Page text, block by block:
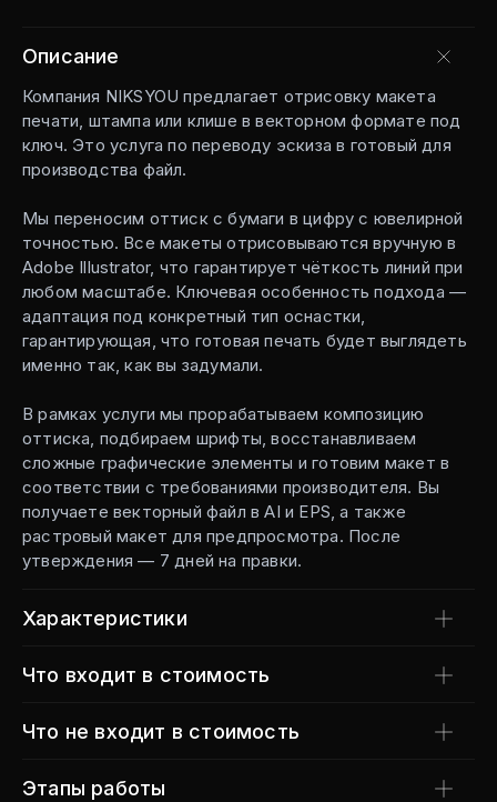
Описание
Компания NIKSYOU предлагает отрисовку макета
печати, штампа или клише в векторном формате под
ключ. Это услуга по переводу эскиза в готовый для
производства файл.
Мы переносим оттиск с бумаги в цифру с ювелирной
точностью. Все макеты отрисовываются вручную в
Adobe Illustrator, что гарантирует чёткость линий при
любом масштабе. Ключевая особенность подхода —
адаптация под конкретный тип оснастки,
гарантирующая, что готовая печать будет выглядеть
именно так, как вы задумали.
В рамках услуги мы прорабатываем композицию
оттиска, подбираем шрифты, восстанавливаем
сложные графические элементы и готовим макет в
соответствии с требованиями производителя. Вы
получаете векторный файл в AI и EPS, а также
растровый макет для предпросмотра. После
утверждения — 7 дней на правки.
Характеристики
Что входит в стоимость
Что не входит в стоимость
Этапы работы